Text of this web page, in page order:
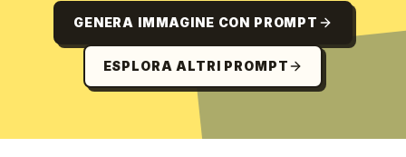
GENERA IMMAGINE CON PROMPT
ESPLORA ALTRI PROMPT